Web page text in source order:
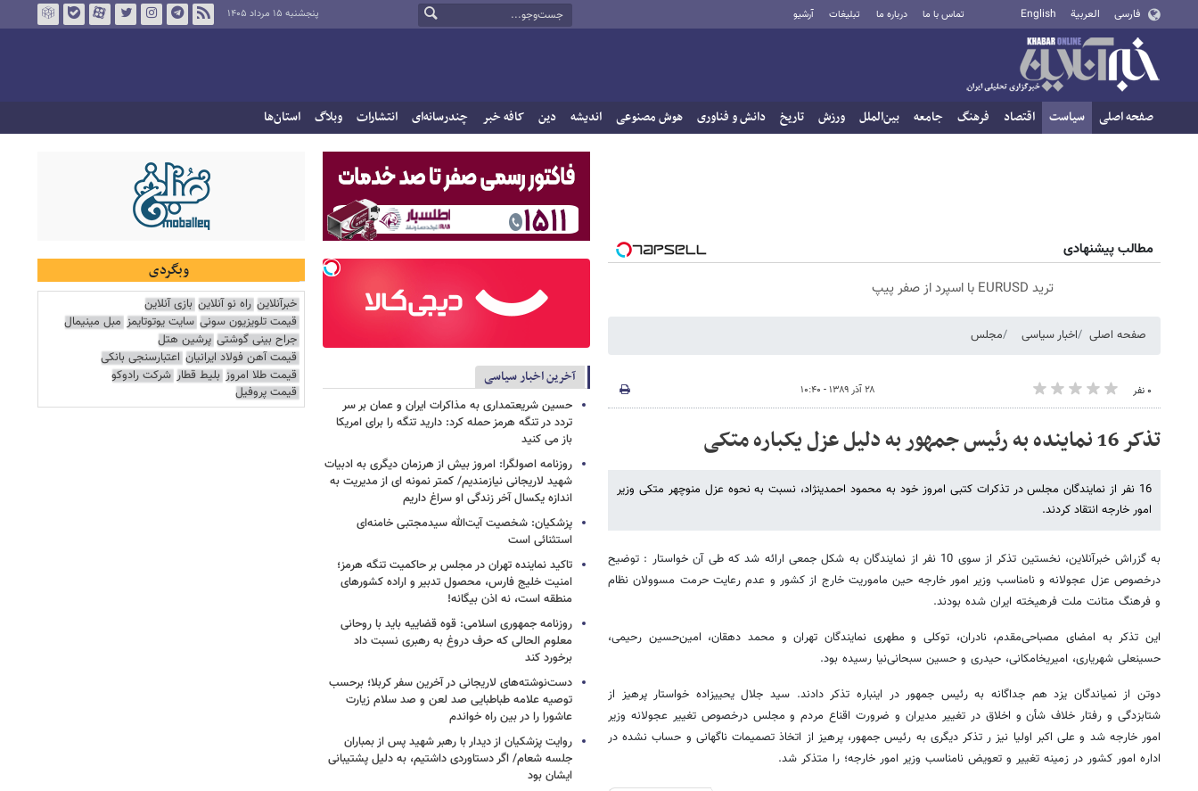
فارسی العربية English تماس با ما درباره ما تبلیغات آرشیو پنجشنبه ۱۵ مرداد ۱۴۰۵
صفحه اصلی سیاست اقتصاد فرهنگ جامعه بین‌الملل ورزش تاریخ دانش و فناوری هوش مصنوعی اندیشه دین کافه خبر چندرسانه‌ای انتشارات وبلاگ استان‌ها
مطالب پیشنهادی
ترید EURUSD با اسپرد از صفر پیپ
صفحه اصلی اخبار سیاسی مجلس
۰ نفر ۲۸ آذر ۱۳۸۹ - ۱۰:۴۰
تذکر 16 نماینده به رئیس جمهور به دلیل عزل یکباره متکی
16 نفر از نمایندگان مجلس در تذکرات کتبی امروز خود به محمود احمدی‎نژاد، نسبت به نحوه عزل منوچهر متکی وزیر
امور خارجه انتقاد کردند.
به گزراش خبرآنلاین، نخستین تذکر از سوی 10 نفر از نمایندگان به شکل جمعی ارائه شد که طی آن خواستار : توضیح
درخصوص عزل عجولانه و نامناسب وزیر امور خارجه حین ماموریت خارج از کشور و عدم رعایت حرمت مسوولان نظام
و فرهنگ متانت ملت فرهیخته‌ ایران شده بودند.
این تذکر به امضای مصباحی‌مقدم، نادران، توکلی و مطهری نمایندگان تهران و محمد دهقان، امین‌حسین رحیمی،
حسینعلی شهریاری، امیری‎خامکانی، حیدری و حسین سبحانی‌نیا رسیده بود.
دوتن از نمیاندگان یزد هم جداگانه به رئیس جمهور در اینباره تذکر دادند. سید جلال یحیی‎زاده خواستار پرهیز از
شتابزدگی و رفتار خلاف شأن و اخلاق در تغییر مدیران و ضرورت اقناع مردم و مجلس درخصوص تغییر عجولانه‌ وزیر
امور خارجه شد و علی اکبر اولیا نیز ر تذکر دیگری به رئیس جمهور، پرهیز از اتخاذ تصمیمات ناگهانی و حساب نشده در
اداره‌ امور کشور در زمینه‌ تغییر و تعویض نامناسب وزیر امور خارجه؛ را متذکر شد.
آخرین اخبار سیاسی
حسین شریعتمداری به مذاکرات ایران و عمان بر سر
تردد در تنگه هرمز حمله کرد: دارید تنگه را برای امریکا
باز می کنید
روزنامه اصولگرا: امروز بیش از هرزمان دیگری به ادبیات
شهید لاریجانی نیازمندیم/ کمتر نمونه ای از مدیریت به
اندازه یکسال آخر زندگی او سراغ داریم
پزشکیان: شخصیت آیت‌الله سیدمجتبی خامنه‌ای
استثنائی است
تاکید نماینده تهران در مجلس بر حاکمیت تنگه هرمز؛
امنیت خلیج فارس، محصول تدبیر و اراده کشورهای
منطقه است، نه اذن بیگانه!
روزنامه جمهوری اسلامی: قوه قضاییه باید با روحانی
معلوم الحالی که حرف دروغ به رهبری نسبت داد
برخورد کند
دست‌نوشته‌های لاریجانی در آخرین سفر کربلا؛ برحسب
توصیه علامه طباطبایی صد لعن و صد سلام زیارت
عاشورا را در بین راه خواندم
روایت پزشکیان از دیدار با رهبر شهید پس از بمباران
جلسه شعام/ اگر دستاوردی داشتیم، به دلیل پشتیبانی
ایشان بود
وبگردی
خبرآنلاین راه نو آنلاین بازی آنلاین
قیمت تلویزیون سونی سایت یوتوتایمز مبل مینیمال
جراح بینی گوشتی پرشین هتل
قیمت آهن فولاد ایرانیان اعتبارسنجی بانکی
قیمت طلا امروز بلیط قطار شرکت رادوکو
قیمت پروفیل